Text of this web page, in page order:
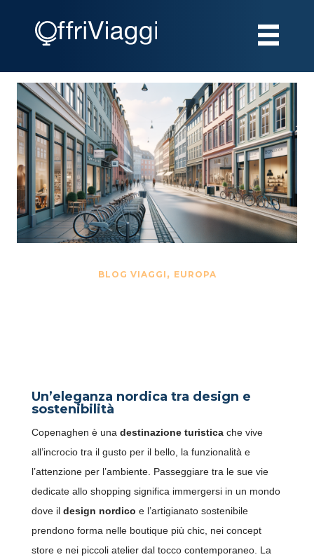
BLOG VIAGGI , EUROPA
Un’eleganza nordica tra design e
sostenibilità
Copenaghen è una destinazione turisticache vive
all’incrocio tra il gusto per il bello, la funzionalità e
l’attenzione per l’ambiente. Passeggiare tra le sue vie
dedicate allo shopping significa immergersi in un mondo
dove il design nordico e l’artigianato sostenibile
prendono forma nelle boutique più chic, nei concept
store e nei piccoli atelier dal tocco contemporaneo. La